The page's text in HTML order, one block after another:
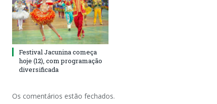
Festival Jacunina começa
hoje (12), com programação
diversificada
Os comentários estão fechados.